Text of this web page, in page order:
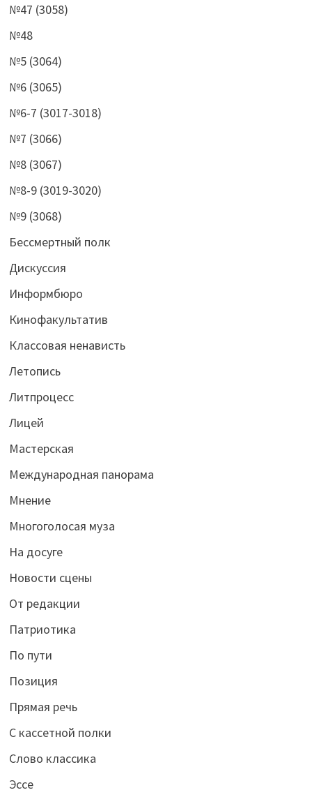
№47 (3058)
№48
№5 (3064)
№6 (3065)
№6-7 (3017-3018)
№7 (3066)
№8 (3067)
№8-9 (3019-3020)
№9 (3068)
Бессмертный полк
Дискуссия
Информбюро
Кинофакультатив
Классовая ненависть
Летопись
Литпроцесс
Лицей
Мастерская
Международная панорама
Мнение
Многоголосая муза
На досуге
Новости сцены
От редакции
Патриотика
По пути
Позиция
Прямая речь
С кассетной полки
Слово классика
Эссе